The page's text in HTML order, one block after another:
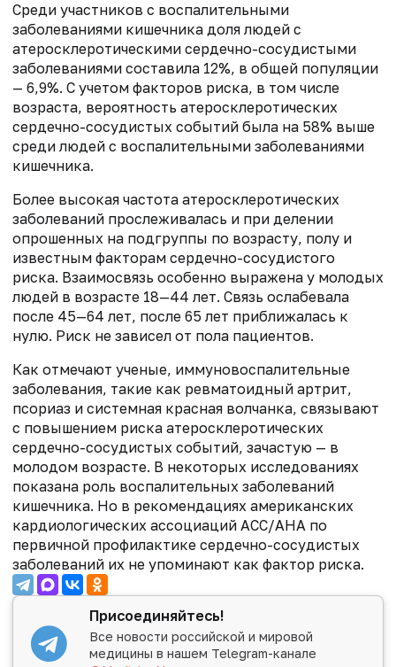
Среди участников с воспалительными
заболеваниями кишечника доля людей с
атеросклеротическими сердечно-сосудистыми
заболеваниями составила 12%, в общей популяции
— 6,9%. С учетом факторов риска, в том числе
возраста, вероятность атеросклеротических
сердечно-сосудистых событий была на 58% выше
среди людей с воспалительными заболеваниями
кишечника.
Более высокая частота атеросклеротических
заболеваний прослеживалась и при делении
опрошенных на подгруппы по возрасту, полу и
известным факторам сердечно-сосудистого
риска. Взаимосвязь особенно выражена у молодых
людей в возрасте 18—44 лет. Связь ослабевала
после 45—64 лет, после 65 лет приближалась к
нулю. Риск не зависел от пола пациентов.
Как отмечают ученые, иммуновоспалительные
заболевания, такие как ревматоидный артрит,
псориаз и системная красная волчанка, связывают
с повышением риска атеросклеротических
сердечно-сосудистых событий, зачастую — в
молодом возрасте. В некоторых исследованиях
показана роль воспалительных заболеваний
кишечника. Но в рекомендациях американских
кардиологических ассоциаций ACC/AHA по
первичной профилактике сердечно-сосудистых
заболеваний их не упоминают как фактор риска.
Присоединяйтесь!
Все новости российской и мировой
медицины в нашем Telegram-канале